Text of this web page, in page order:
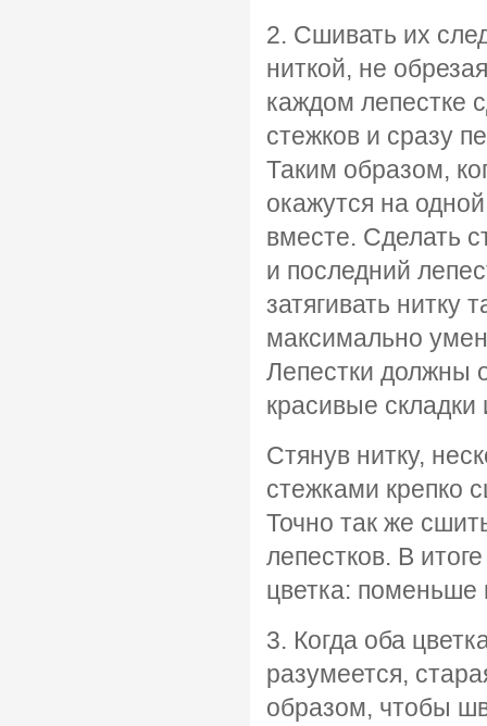
2. Сшивать их
ниткой, не
каждом лепестке
стежков и сразу
Таким образом,
окажутся на
вместе. Сделать
и последний
затягивать нитку
максимально
Лепестки должны
красивые складки
Стянув нитку,
стежками крепко
Точно так же
лепестков. В
цветка: поменьше
3. Когда оба
разумеется,
образом, чтобы